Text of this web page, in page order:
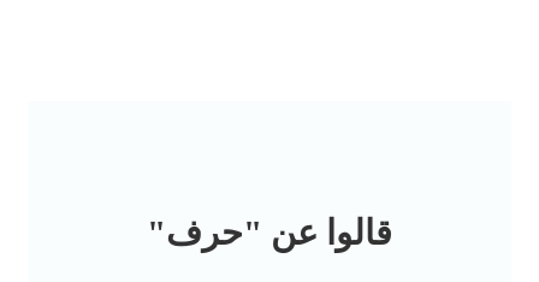
قالوا عن "حرف"